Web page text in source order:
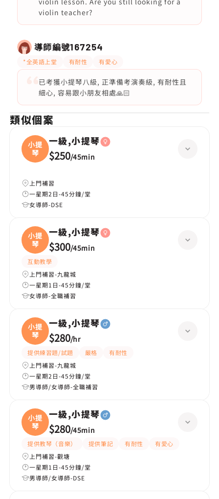
violin teacher?
導師編號167254
*全英語上堂 有耐性 有愛心
已考獲小提琴八級, 正準備考演奏級, 有耐性且
細心, 容易跟小朋友相處🙏🏻
類似個案
小提
琴
一級,小提琴
$250/45min
上門補習
一星期2日-45分鐘/堂
女導師-DSE
小提
琴
一級,小提琴
$300/45min
互動教學
上門補習-九龍城
一星期1日-45分鐘/堂
女導師-全職補習
小提
琴
一級,小提琴
$280/hr
提供練習題/試題 嚴格
有耐性
上門補習-九龍城
一星期2日-45分鐘/堂
男導師/女導師-全職補習
小提
琴
一級,小提琴
$280/45min
提供教琴（音樂） 提供筆記 有耐性
有愛心
上門補習-觀塘
一星期1日-45分鐘/堂
男導師/女導師-DSE